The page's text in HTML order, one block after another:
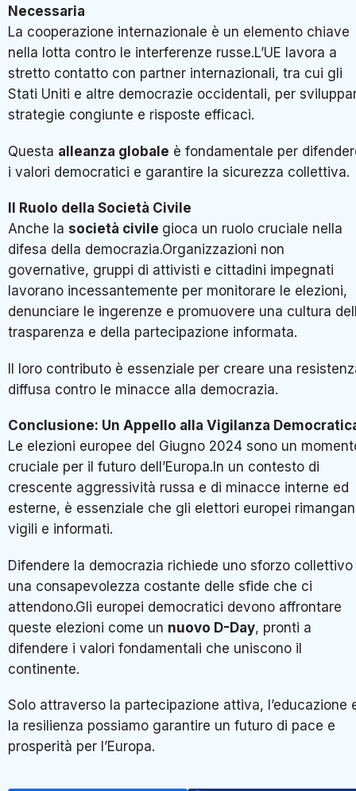
Necessaria
La cooperazione internazionale è un elemento chiave
nella lotta contro le interferenze russe.L’UE lavora a
stretto contatto con partner internazionali, tra cui gli
Stati Uniti e altre democrazie occidentali, per
strategie congiunte e risposte efficaci.
Questa alleanza globale è fondamentale per
i valori democratici e garantire la sicurezza collettiva.
Il Ruolo della Società Civile
Anche la società civile gioca un ruolo cruciale nella
difesa della democrazia.Organizzazioni non
governative, gruppi di attivisti e cittadini impegnati
lavorano incessantemente per monitorare le elezioni,
denunciare le ingerenze e promuovere una cultura
trasparenza e della partecipazione informata.
Il loro contributo è essenziale per creare una
diffusa contro le minacce alla democrazia.
Conclusione: Un Appello alla Vigilanza
Le elezioni europee del Giugno 2024 sono un
cruciale per il futuro dell’Europa.In un contesto di
crescente aggressività russa e di minacce interne ed
esterne, è essenziale che gli elettori europei
vigili e informati.
Difendere la democrazia richiede uno sforzo collettivo
una consapevolezza costante delle sfide che ci
attendono.Gli europei democratici devono affrontare
queste elezioni come un nuovo D-Day, pronti a
difendere i valori fondamentali che uniscono il
continente.
Solo attraverso la partecipazione attiva, l’educazione
la resilienza possiamo garantire un futuro di pace e
prosperità per l’Europa.